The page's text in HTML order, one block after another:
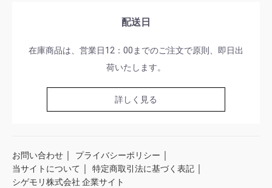
配送日
在庫商品は、営業日12：00までのご注文で原則、即日出
荷いたします。
詳しく見る
お問い合わせ プライバシーポリシー
当サイトについて 特定商取引法に基づく表記
シゲモリ株式会社 企業サイト